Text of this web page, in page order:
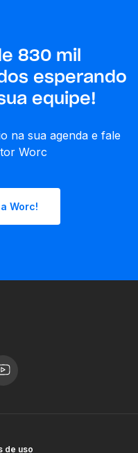
830 mil
esperando
equipe!
na sua agenda e fale
Worc
Worc!
de uso